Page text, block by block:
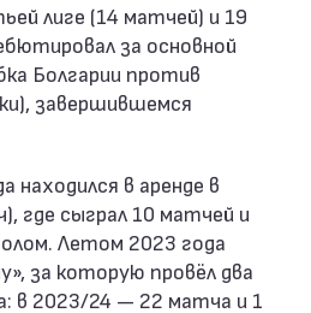
лиге (14 матчей) и 19
за основной
Болгарии против
завершившемся
находился в аренде в
где сыграл 10 матчей и
Летом 2023 года
за которую провёл два
в 2023/24 — 22 матча и 1